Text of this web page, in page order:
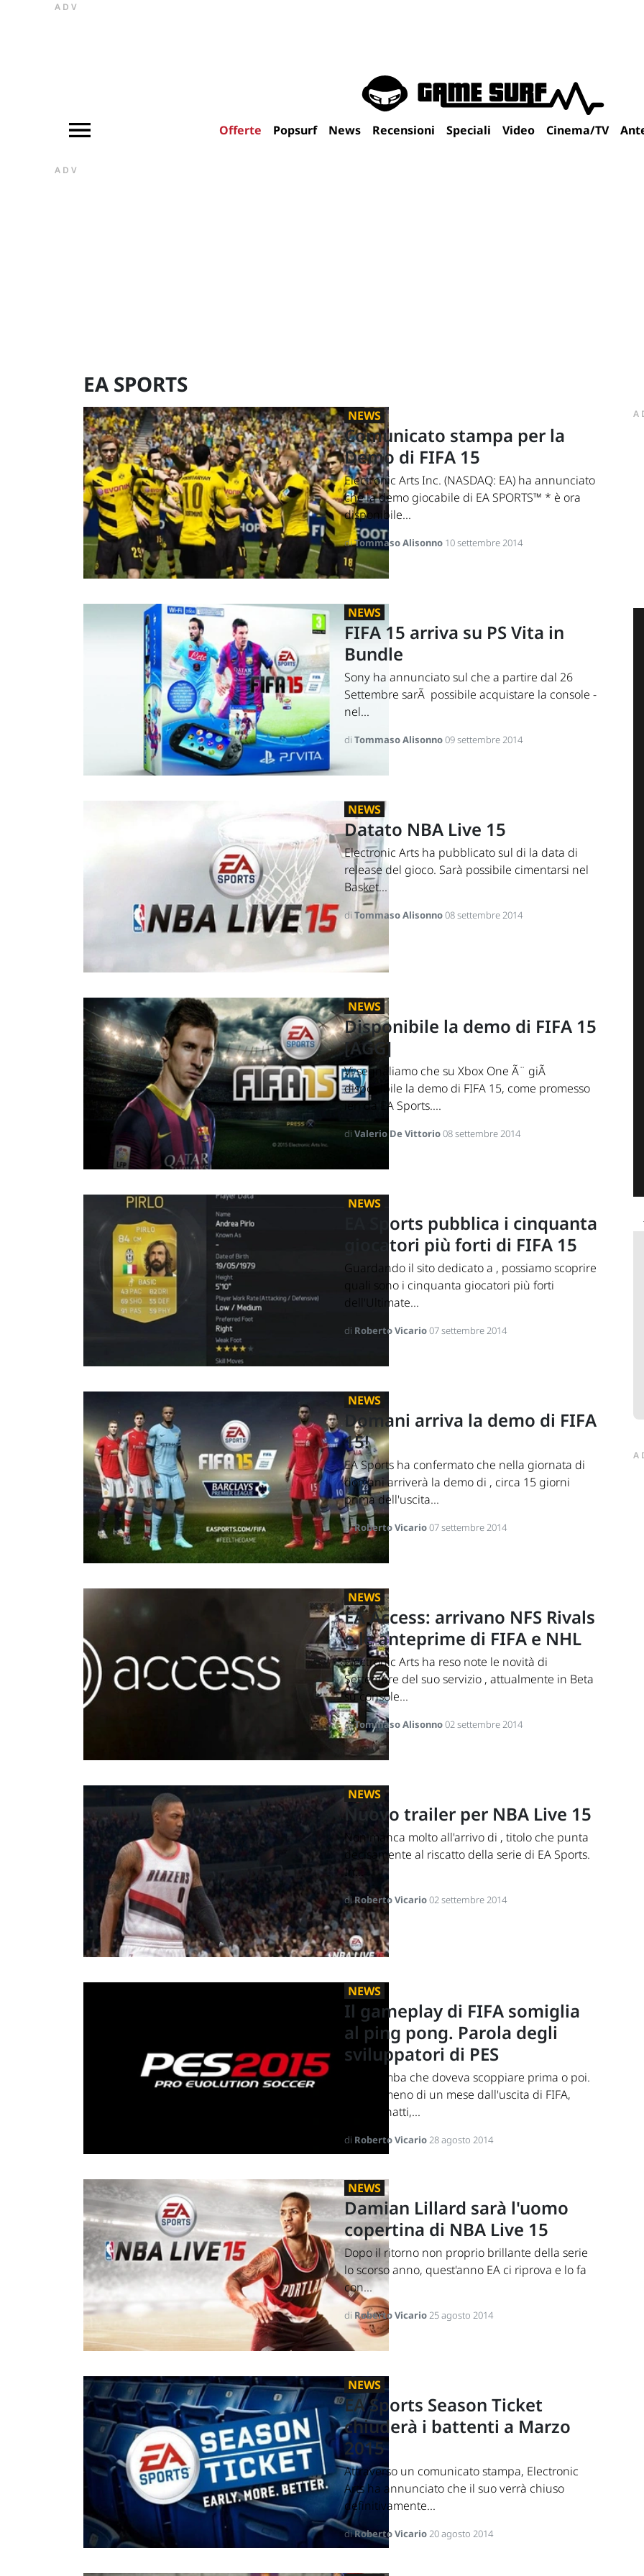
ADV
Offerte Popsurf News Recensioni Speciali Video Cinema/TV
ADV
EA SPORTS
NEWS
Comunicato stampa per la
Demo di FIFA 15
Electronic Arts Inc. (NASDAQ: EA) ha annunciato
che la demo giocabile di EA SPORTS™ * è ora
disponibile...
diTommaso Alisonno 10 settembre 2014
NEWS
FIFA 15 arriva su PS Vita in
Bundle
Sony ha annunciato sul che a partire dal 26
Settembre sarÃ possibile acquistare la console -
nel...
di Tommaso Alisonno09 settembre 2014
NEWS
Datato NBA Live 15
Electronic Arts ha pubblicato sul di la data di
release del gioco. Sarà possibile cimentarsi nel
Basket...
di Tommaso Alisonno08 settembre 2014
NEWS
Disponibile la demo di FIFA 15
[AGG]
Vi segnaliamo che su Xbox One Ã¨ giÃ
disponibile la demo di FIFA 15, come promesso
ieri da EA Sports....
di Valerio De Vittorio08 settembre 2014
NEWS
EA Sports pubblica i cinquanta
giocatori più forti di FIFA 15
Guardando il sito dedicato a , possiamo scoprire
quali sono i cinquanta giocatori più forti
dell'Ultimate...
di Roberto Vicario07 settembre 2014
NEWS
Domani arriva la demo di FIFA
15!
EA Sports ha confermato che nella giornata di
domani arriverà la demo di , circa 15 giorni
prima dell'uscita...
diRoberto Vicario07 settembre 2014
NEWS
EA Access: arrivano NFS Rivals
e le anteprime di FIFA e NHL
Electronic Arts ha reso note le novità di
Settembre del suo servizio , attualmente in Beta
su console...
diTommaso Alisonno02 settembre 2014
NEWS
Nuovo trailer per NBA Live 15
Non manca molto all'arrivo di , titolo che punta
decisamente al riscatto della serie di EA Sports.
In...
diRoberto Vicario02 settembre 2014
NEWS
Il gameplay di FIFA somiglia
al ping pong. Parola degli
sviluppatori di PES
Una bomba che doveva scoppiare prima o poi.
A poco meno di un mese dall'uscita di FIFA,
Adam Bhatti,...
di Roberto Vicario28 agosto 2014
NEWS
Damian Lillard sarà l'uomo
copertina di NBA Live 15
Dopo il ritorno non proprio brillante della serie
lo scorso anno, quest'anno EA ci riprova e lo fa
con...
di Roberto Vicario25 agosto 2014
NEWS
EA Sports Season Ticket
chiuderà i battenti a Marzo
2015
Attraverso un comunicato stampa, Electronic
Arts ha annunciato che il suo verrà chiuso
definitivamente...
diRoberto Vicario20 agosto 2014